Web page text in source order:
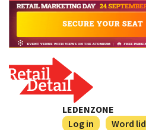
LEDENZONE
Log in
Word lid